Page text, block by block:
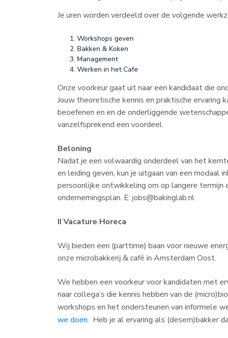
Je uren worden verdeeld over de volgende
Workshops geven
Bakken & Koken
Management
Werken in het Cafe
Onze voorkeur gaat uit naar een kandidaat die
Jouw theoretische kennis en praktische ervaring
beoefenen en en de onderliggende
vanzelfsprekend een voordeel.
Beloning
Nadat je een volwaardig onderdeel van het
en leiding geven, kun je uitgaan van een modaal
persoonlijke ontwikkeling om op langere
ondernemingsplan. E: jobs@bakinglab.nl
II Vacature Horeca
Wij bieden een (parttime) baan voor nieuwe
onze microbakkerij & café in Amsterdam Oost.
We hebben een voorkeur voor kandidaten met
naar collega’s die kennis hebben van de
workshops en het ondersteunen van informele
we doen. Heb je al ervaring als (desem)bakker